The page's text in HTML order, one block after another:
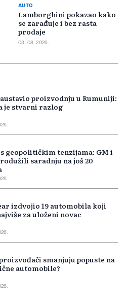
AUTO
Lamborghini pokazao kako
se zarađuje i bez rasta
prodaje
03. 08. 2026.
proizvodnju u Rumuniji:
je stvarni razlog
geopolitičkim tenzijama: GM i
saradnju na još 20
izdvojio 19 automobila koji
za uloženi novac
smanjuju popuste na
automobile?